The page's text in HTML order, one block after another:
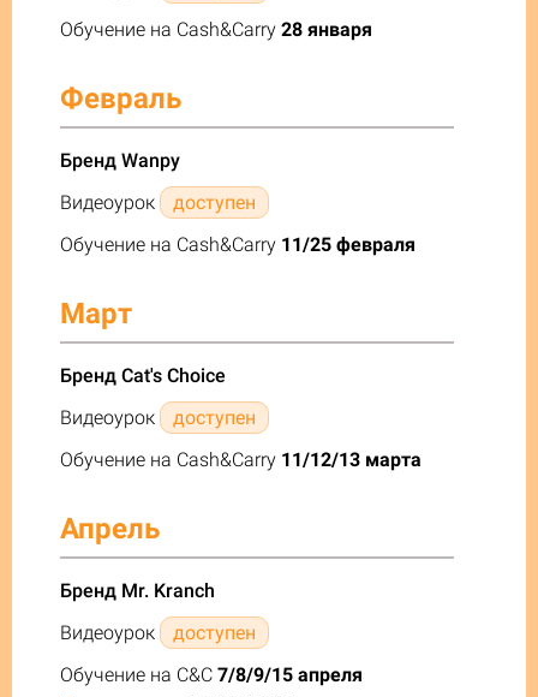
Обучение на Cash&Carry 28 января
Февраль
Бренд Wanpy
Видеоурок
доступен
Обучение на Cash&Carry 11/25 февраля
Март
Бренд Cat's Choice
Видеоурок
доступен
Обучение на Cash&Carry 11/12/13 марта
Апрель
Бренд Mr. Kranch
Видеоурок
доступен
Обучение на C&C 7/8/9/15 апреля